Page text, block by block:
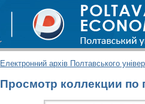
Електронний архів Полтавського
Просмотр коллекции по